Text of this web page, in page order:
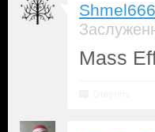
Shmel666
Mass